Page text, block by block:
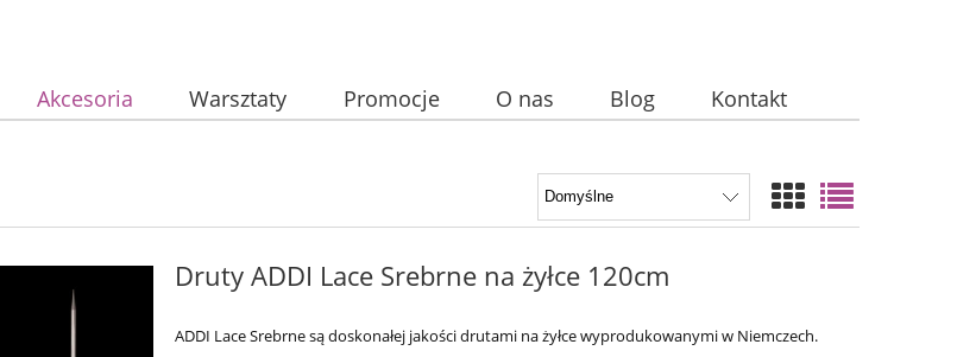
Akcesoria Warsztaty Promocje O nas Blog Kontakt
Druty ADDI Lace Srebrne na żyłce 120cm
ADDI Lace Srebrne są doskonałej jakości drutami na żyłce wyprodukowanymi w Niemczech.